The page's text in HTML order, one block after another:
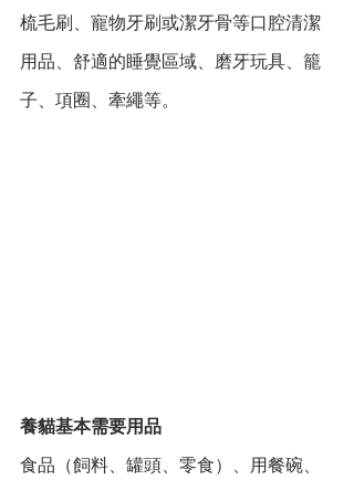
梳毛刷、寵物牙刷或潔牙骨等口腔清潔
用品、舒適的睡覺區域、磨牙玩具、籠
子、項圈、牽繩等。
養貓基本需要用品
食品（飼料、罐頭、零食）、用餐碗、